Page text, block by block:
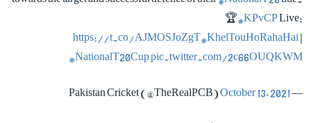
زبان
🏆 #KPvCPLive:
https://t.co/AJMOSJoZgT #KhelTouHoRahaHai
#NationalT20Cuppic.twitter.com/2c66OUQKWM
— Pakistan Cricket (@TheRealPCB)
October 13, 2021